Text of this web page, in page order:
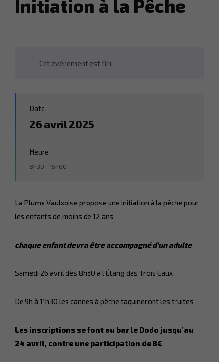
Initiation à la Pêche
Cet événement est fini.
Date
26 avril 2025
Heure
8h30 - 15h00
La Plume Vaulxoise propose une initiation à la pêche pour
les enfants de moins de 12 ans
chaque enfant devra être accompagné d’un adulte
Samedi 26 avril dès 8h30 à l’Étang des Trois Eaux
De 9h à 11h30 les cannes à pêche taquineront les truites
Les inscriptions se font au bar le Dodo jusqu’au
24 avril, contre une participation de 8€